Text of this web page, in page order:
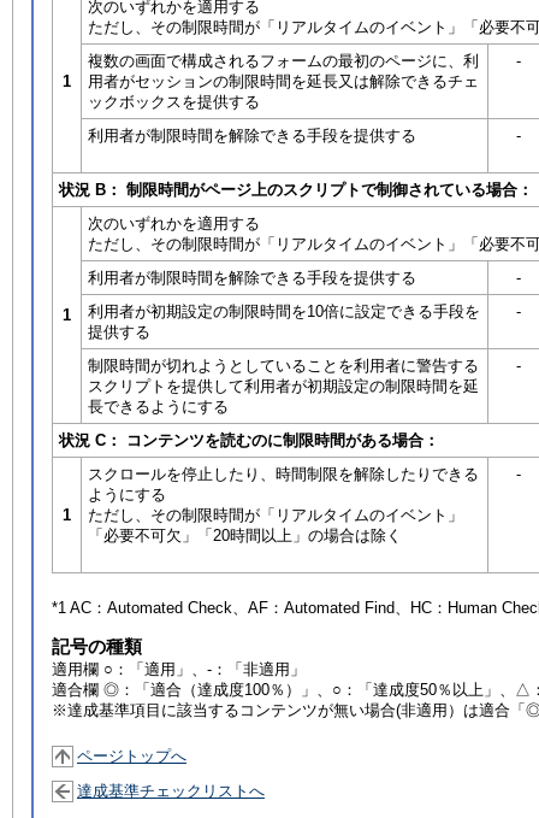
1
次のいずれかを適用する
ただし、その制限時間が「リアルタイムのイベント」「必要不
複数の画面で構成されるフォームの最初のページに、利
用者がセッションの制限時間を延長又は解除できるチェ
ックボックスを提供する
-
利用者が制限時間を解除できる手段を提供する -
状況 B： 制限時間がページ上のスクリプトで制御されている場合：
1
次のいずれかを適用する
ただし、その制限時間が「リアルタイムのイベント」「必要不
利用者が制限時間を解除できる手段を提供する
-
利用者が初期設定の制限時間を10倍に設定できる手段を
提供する
-
制限時間が切れようとしていることを利用者に警告する
スクリプトを提供して利用者が初期設定の制限時間を延
長できるようにする
-
状況 C： コンテンツを読むのに制限時間がある場合：
1
スクロールを停止したり、時間制限を解除したりできる
ようにする
ただし、その制限時間が「リアルタイムのイベント」
「必要不可欠」「20時間以上」の場合は除く
-
*1 AC： Automated Check、AF： Automated Find、HC： Human
記号の種類
適用欄 ○：「適用」、-：「非適用」
適合欄 ◎：「適合（達成度100％）」、○：「達成度50％以上」、△
※達成基準項目に該当するコンテンツが無い場合(非適用）は適合「
ページトップへ
達成基準チェックリストへ